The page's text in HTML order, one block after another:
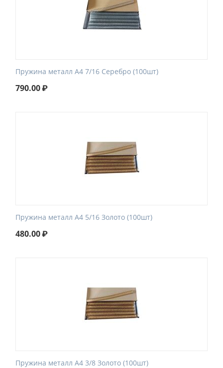
Пружина металл А4 7/16 Серебро (100шт)
790.00₽
Пружина металл А4 5/16 Золото (100шт)
480.00₽
Пружина металл А4 3/8 Золото (100шт)